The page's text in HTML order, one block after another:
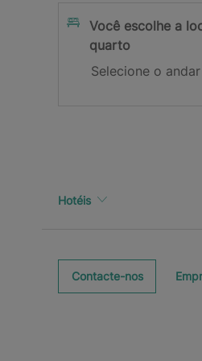
Obrigado por se
Você escolhe a
quarto
Selecione o
Hotéis
Contacte-nos